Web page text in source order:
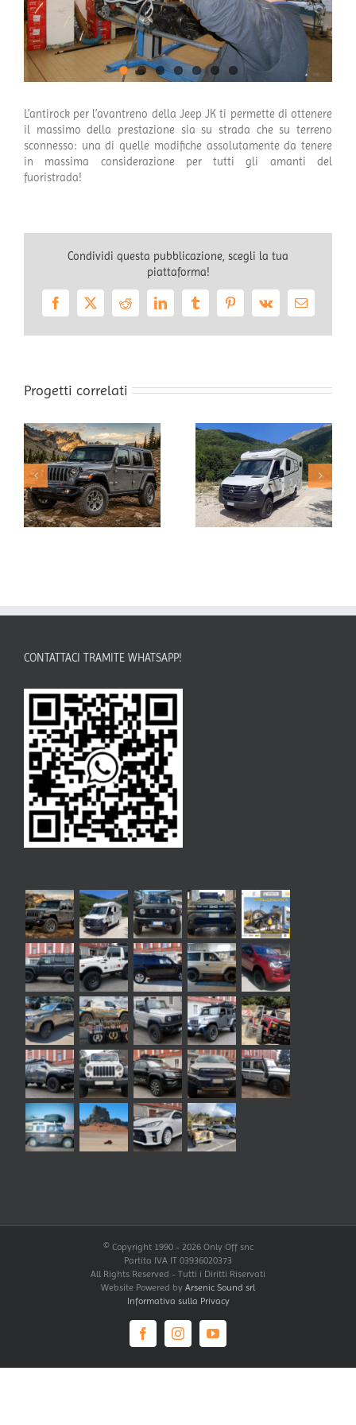
L’antirock per l’avantreno della Jeep JK ti permette di ottenere
il massimo della prestazione sia su strada che su terreno
sconnesso: una di quelle modifiche assolutamente da tenere
in massima considerazione per tutti gli amanti del
fuoristrada!
Condividi questa pubblicazione, scegli la tua
piattaforma!
Facebook
X RedditLinkedInTumblrPinterest
Vk Email
Progetti correlati
CONTATTACI TRAMITE WHATSAPP!
© Copyright 1990 - 2026 Only Off snc
Partita IVA IT 03936020373
All Rights Reserved - Tutti i Diritti Riservati
Website Powered by Arsenic Sound srl
Informativa sulla Privacy
FacebookInstagramYouTube